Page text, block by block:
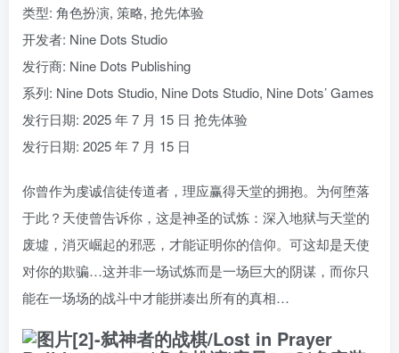
类型: 角色扮演, 策略, 抢先体验
开发者: Nine Dots Studio
发行商: Nine Dots Publishing
系列: Nine Dots Studio, Nine Dots Studio, Nine Dots’ Games
发行日期: 2025 年 7 月 15 日 抢先体验
发行日期: 2025 年 7 月 15 日
你曾作为虔诚信徒传道者，理应赢得天堂的拥抱。为何堕落
于此？天使曾告诉你，这是神圣的试炼：深入地狱与天堂的
废墟，消灭崛起的邪恶，才能证明你的信仰。可这却是天使
对你的欺骗…这并非一场试炼而是一场巨大的阴谋，而你只
能在一场场的战斗中才能拼凑出所有的真相…